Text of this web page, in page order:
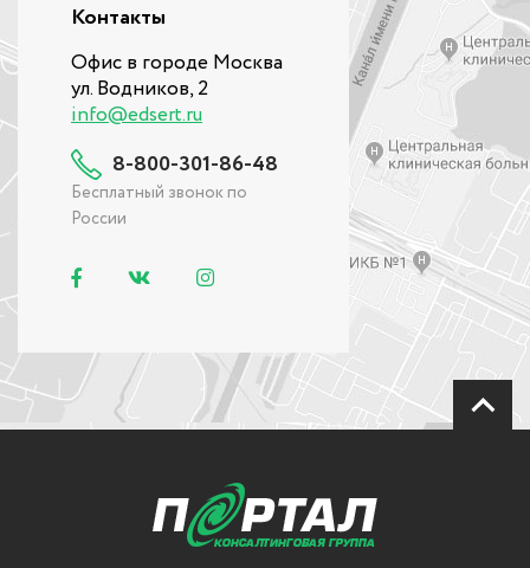
Контакты
Офис в городе Москва
ул. Водников, 2
info@edsert.ru
8-800-301-86-48
Бесплатный звонок по
России